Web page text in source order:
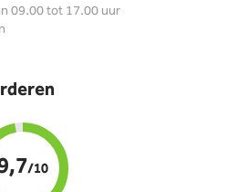
09.00 tot 17.00 uur
/10